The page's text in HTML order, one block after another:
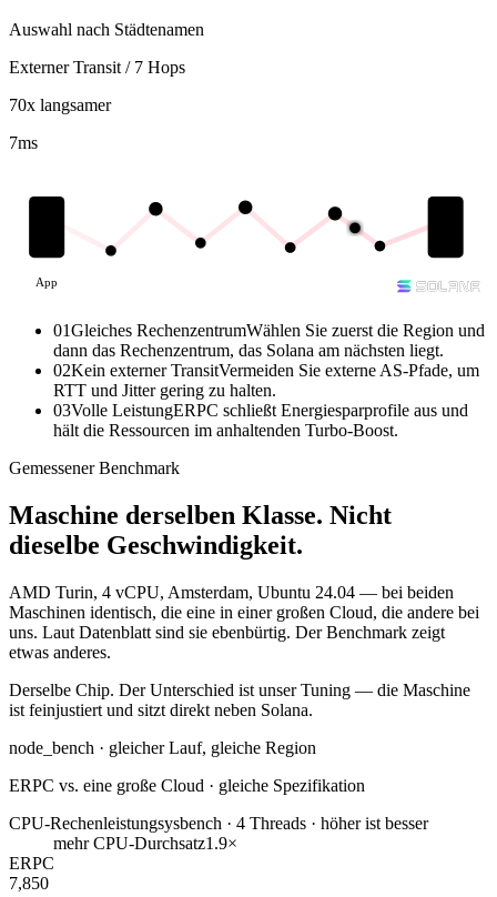
Auswahl nach Städtenamen
Externer Transit / 7 Hops
70x langsamer
7ms
App
01Gleiches RechenzentrumWählen Sie zuerst die Region und
dann das Rechenzentrum, das Solana am nächsten liegt.
02Kein externer TransitVermeiden Sie externe AS-Pfade, um
RTT und Jitter gering zu halten.
03Volle LeistungERPC schließt Energiesparprofile aus und
hält die Ressourcen im anhaltenden Turbo-Boost.
Gemessener Benchmark
Maschine derselben Klasse. Nicht
dieselbe Geschwindigkeit.
AMD Turin, 4 vCPU, Amsterdam, Ubuntu 24.04 — bei beiden
Maschinen identisch, die eine in einer großen Cloud, die andere bei
uns. Laut Datenblatt sind sie ebenbürtig. Der Benchmark zeigt
etwas anderes.
Derselbe Chip. Der Unterschied ist unser Tuning — die Maschine
ist feinjustiert und sitzt direkt neben Solana.
node_bench · gleicher Lauf, gleiche Region
ERPC vs. eine große Cloud · gleiche Spezifikation
CPU-Rechenleistungsysbench · 4 Threads · höher ist besser
mehr CPU-Durchsatz1.9×
ERPC
7,850